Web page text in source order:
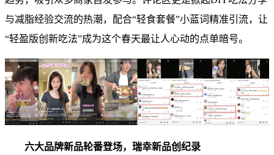
与减脂经验交流的热潮，配合“轻食套餐”小蓝词精准引流，让
“轻盈版创新吃法”成为这个春天最让人心动的点单暗号。
六大品牌新品轮番登场，瑞幸新品创纪录